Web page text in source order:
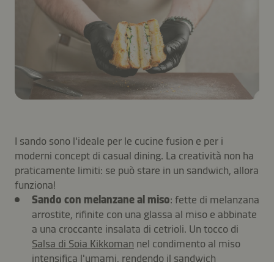
I sando sono l'ideale per le cucine fusion e per i
moderni concept di casual dining. La creatività non ha
praticamente limiti: se può stare in un sandwich, allora
funziona!
Sando con melanzane al miso: fette di melanzana
arrostite, rifinite con una glassa al miso e abbinate
a una croccante insalata di cetrioli. Un tocco di
Salsa di Soia Kikkoman nel condimento al miso
intensifica l'umami, rendendo il sandwich